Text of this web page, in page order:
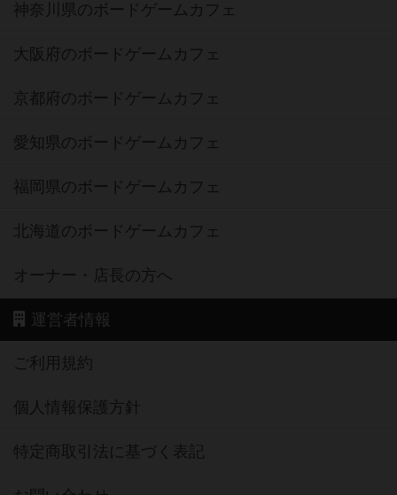
神奈川県のボードゲームカフェ
大阪府のボードゲームカフェ
京都府のボードゲームカフェ
愛知県のボードゲームカフェ
福岡県のボードゲームカフェ
北海道のボードゲームカフェ
オーナー・店長の方へ
運営者情報
ご利用規約
個人情報保護方針
特定商取引法に基づく表記